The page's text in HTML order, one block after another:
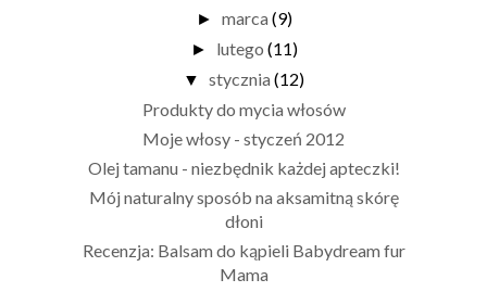
► marca (9)
► lutego (11)
▼ stycznia (12)
Produkty do mycia włosów
Moje włosy - styczeń 2012
Olej tamanu - niezbędnik każdej apteczki!
Mój naturalny sposób na aksamitną skórę
dłoni
Recenzja: Balsam do kąpieli Babydream fur
Mama